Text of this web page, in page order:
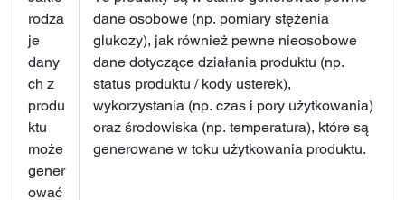
rodza
je
dany
ch z
produ
ktu
może
gener
ować
dane osobowe (np. pomiary stężenia
glukozy), jak również pewne nieosobowe
dane dotyczące działania produktu (np.
status produktu / kody usterek),
wykorzystania (np. czas i pory użytkowania)
oraz środowiska (np. temperatura), które są
generowane w toku użytkowania produktu.